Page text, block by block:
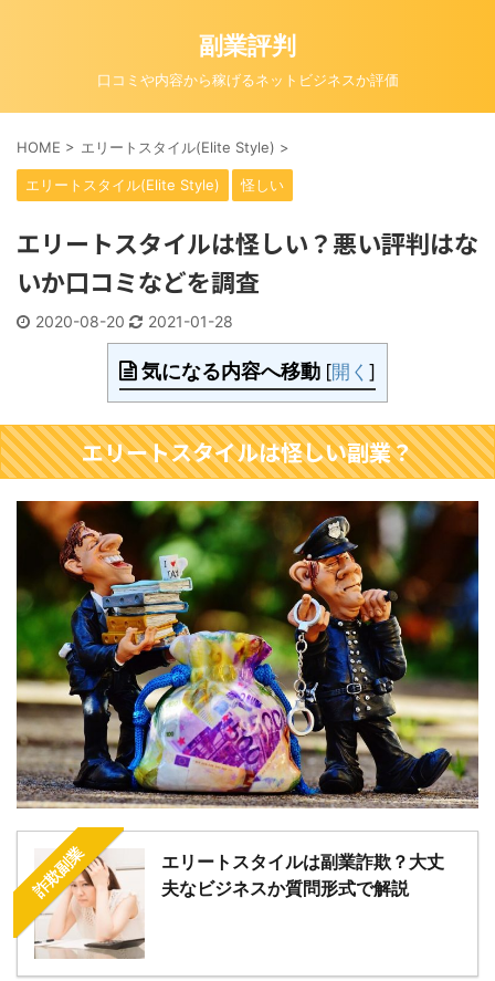
副業評判
口コミや内容から稼げるネットビジネスか評価
HOME > エリートスタイル(Elite Style) >
エリートスタイル(Elite Style) 怪しい
エリートスタイルは怪しい？悪い評判はな
いか口コミなどを調査
2020-08-20 2021-01-28
気になる内容へ移動 [開く ]
エリートスタイルは怪しい副業？
詐欺副業
エリートスタイルは副業詐欺？大丈
夫なビジネスか質問形式で解説